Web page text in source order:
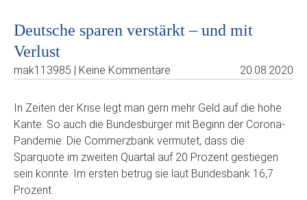
Deutsche sparen verstärkt – und mit
Verlust
mak113985 | Keine Kommentare 20.08.2020
In Zeiten der Krise legt man gern mehr Geld auf die hohe
Kante. So auch die Bundesbürger mit Beginn der Corona-
Pandemie. Die Commerzbank vermutet, dass die
Sparquote im zweiten Quartal auf 20 Prozent gestiegen
sein könnte. Im ersten betrug sie laut Bundesbank 16,7
Prozent.